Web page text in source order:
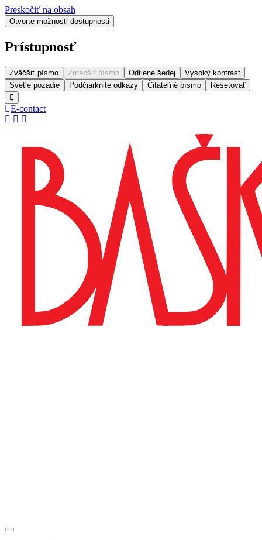
Preskočiť na obsah
Otvorte možnosti dostupnosti
Prístupnosť
Zväčšiť písmo Zmenšiť písmo Odtiene šedej
Vysoký kontrast
Svetlé pozadie
Podčiarknite odkazy Čitateľné písmo Resetovať
E-contact